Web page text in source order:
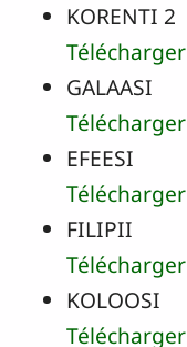
KORENTI 2
Télécharger
GALAASI
Télécharger
EFEESI
Télécharger
FILIPII
Télécharger
KOLOOSI
Télécharger